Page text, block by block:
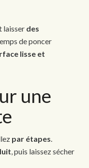
laisser des
de poncer
lisse et
une
par étapes
, puis laissez sécher